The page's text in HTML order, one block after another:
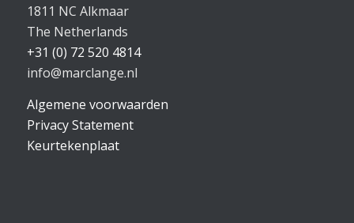
1811 NC Alkmaar
The Netherlands
+31 (0) 72 520 4814
info@marclange.nl
Algemene voorwaarden
Privacy Statement
Keurtekenplaat